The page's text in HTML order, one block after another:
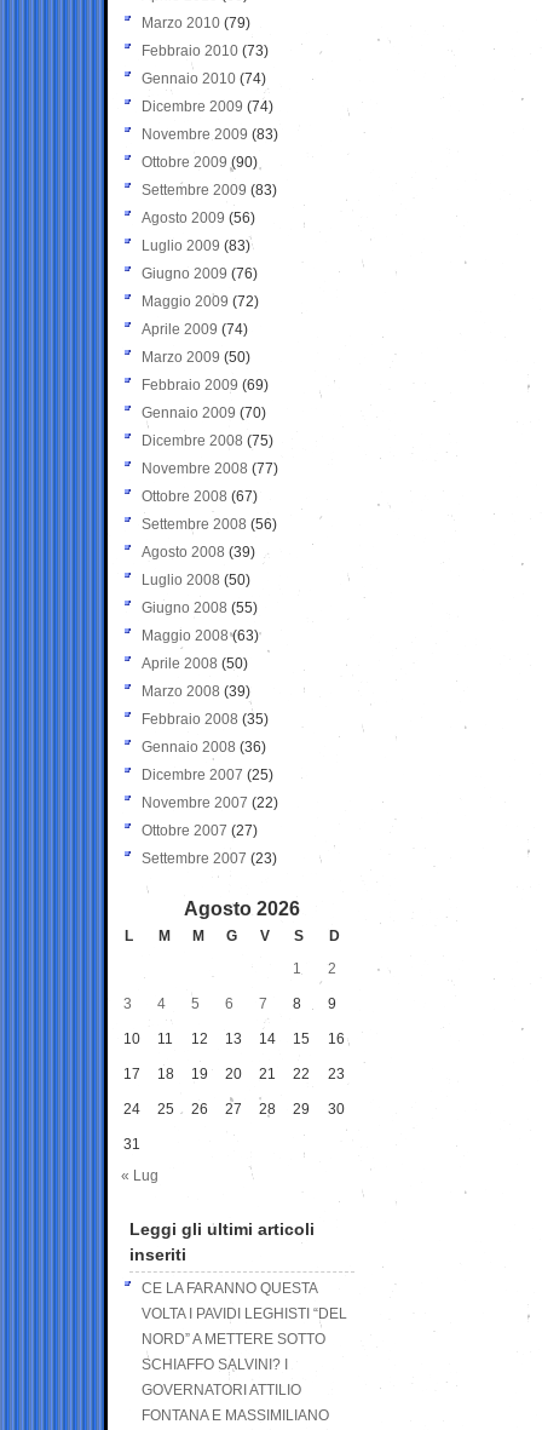
Marzo 2010 (79)
Febbraio 2010 (73)
Gennaio 2010 (74)
Dicembre 2009 (74)
Novembre 2009 (83)
Ottobre 2009 (90)
Settembre 2009 (83)
Agosto 2009 (56)
Luglio 2009 (83)
Giugno 2009 (76)
Maggio 2009 (72)
Aprile 2009 (74)
Marzo 2009 (50)
Febbraio 2009 (69)
Gennaio 2009 (70)
Dicembre 2008 (75)
Novembre 2008 (77)
Ottobre 2008 (67)
Settembre 2008 (56)
Agosto 2008 (39)
Luglio 2008 (50)
Giugno 2008 (55)
Maggio 2008(63)
Aprile 2008 (50)
Marzo 2008 (39)
Febbraio 2008 (35)
Gennaio 2008 (36)
Dicembre 2007 (25)
Novembre 2007 (22)
Ottobre 2007 (27)
Settembre 2007 (23)
Agosto 2026
L M M G V S
D
1
2
3 4 5 6 7 8 9
10 11 12 13 14 15 16
17 18 19 20 21 22 23
24 25 26 27 28 29 30
31
« Lug
Leggi gli ultimi articoli
inseriti
CE LA FARANNO QUESTA
VOLTA I PAVIDI LEGHISTI “DEL
NORD” A METTERE SOTTO
SCHIAFFO SALVINI? I
GOVERNATORI ATTILIO
FONTANA E MASSIMILIANO